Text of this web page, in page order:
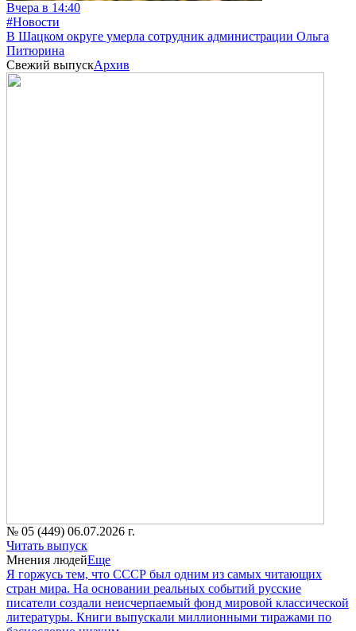
Вчера в 14:40
#Новости
В Шацком округе умерла сотрудник администрации Ольга
Питюрина
Свежий выпускАрхив
№ 05 (449) 06.07.2026 г.
Читать выпуск
Мнения людейЕще
Я горжусь тем, что СССР был одним из самых читающих
стран мира. На основании реальных событий русские
писатели создали неисчерпаемый фонд мировой классической
литературы. Книги выпускали миллионными тиражами по